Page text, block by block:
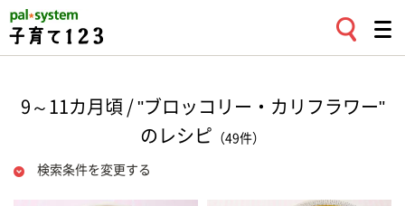
9～11カ月頃 / "ブロッコリー・カリフラワー"
のレシピ （49件）
検索条件を変更する